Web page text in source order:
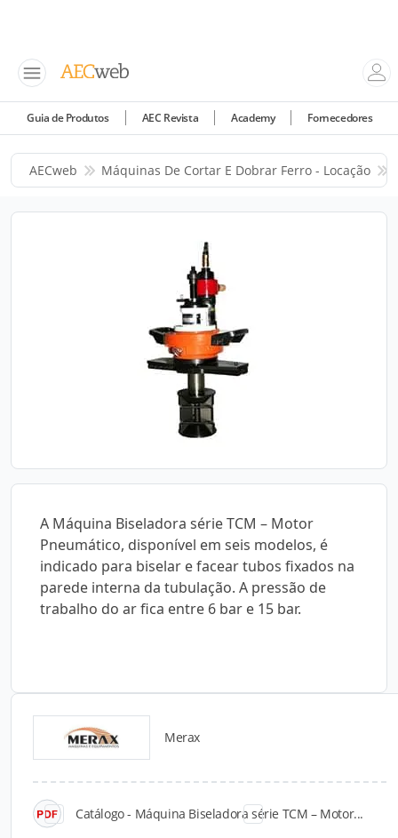
Guia de Produtos AEC Revista Academy Fornecedores
AECweb Máquinas De Cortar E Dobrar Ferro - Locação
A Máquina Biseladora série TCM – Motor
Pneumático, disponível em seis modelos, é
indicado para biselar e facear tubos fixados na
parede interna da tubulação. A pressão de
trabalho do ar fica entre 6 bar e 15 bar.
Merax
Catálogo - Máquina Biseladora série TCM – Motor...
Catálogos para Download